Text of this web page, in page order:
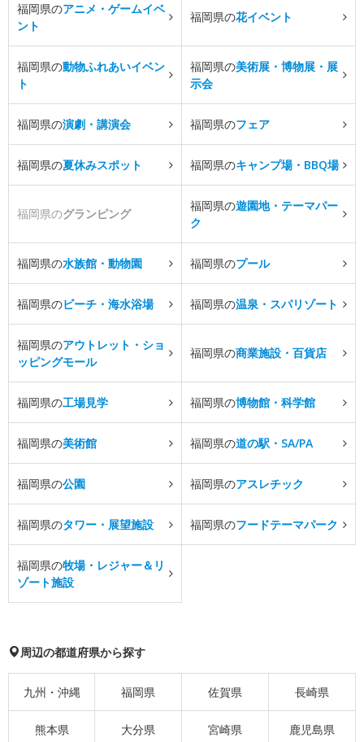
福岡県のアニメ・ゲームイベ
ント
福岡県の花イベント
福岡県の動物ふれあいイベン
ト
福岡県の美術展・博物展・展
示会
福岡県の演劇・講演会 福岡県のフェア
福岡県の夏休みスポット 福岡県のキャンプ場・BBQ場
福岡県のグランピング
福岡県の遊園地・テーマパー
ク
福岡県の水族館・動物園 福岡県のプール
福岡県のビーチ・海水浴場 福岡県の温泉・スパリゾート
福岡県のアウトレット・ショ
ッピングモール
福岡県の商業施設・百貨店
福岡県の工場見学 福岡県の博物館・科学館
福岡県の美術館 福岡県の道の駅・SA/PA
福岡県の公園 福岡県のアスレチック
福岡県のタワー・展望施設 福岡県のフードテーマパーク
福岡県の牧場・レジャー＆リ
ゾート施設
周辺の都道府県から探す
九州・沖縄 福岡県 佐賀県 長崎県
熊本県 大分県 宮崎県 鹿児島県